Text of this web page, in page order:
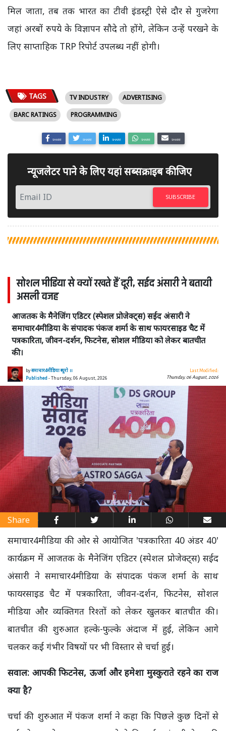
मिल जाता, तब तक भारत का टीवी इंडस्ट्री ऐसे दौर से गुजरेगा
जहां अरबों रुपये के विज्ञापन सौदे तो होंगे, लेकिन उन्हें परखने के
लिए साप्ताहिक TRP रिपोर्ट उपलब्ध नहीं होगी।
TAGS TV INDUSTRY
ADVERTISING
BARC RATINGS
PROGRAMMING
SHARE SHARE SHARE SHARE SHARE
न्यूजलेटर पाने के लिए यहां सब्सक्राइब कीजिए
SUBSCRIBE
सोशल मीडिया से क्यों रखते हैं दूरी, सईद अंसारी ने बतायी
असली वजह
आजतक के मैनेजिंग एडिटर (स्पेशल प्रोजेक्ट्स) सईद अंसारी ने
समाचार4मीडिया के संपादक पंकज शर्मा के साथ फायरसाइड चैट में
पत्रकारिता, जीवन-दर्शन, फिटनेस, सोशल मीडिया को लेकर बातचीत
की।
byसमाचार4मीडिया ब्यूरो ।।
Published- Thursday, 06 August, 2026
Last Modified:
Thursday, 06 August, 2026
Share
समाचार4मीडिया की ओर से आयोजित 'पत्रकारिता 40 अंडर 40'
कार्यक्रम में आजतक के मैनेजिंग एडिटर (स्पेशल प्रोजेक्ट्स) सईद
अंसारी ने समाचार4मीडिया के संपादक पंकज शर्मा के साथ
फायरसाइड चैट में पत्रकारिता, जीवन-दर्शन, फिटनेस, सोशल
मीडिया और व्यक्तिगत रिश्तों को लेकर खुलकर बातचीत की।
बातचीत की शुरुआत हल्के-फुल्के अंदाज में हुई, लेकिन आगे
चलकर कई गंभीर विषयों पर भी विस्तार से चर्चा हुई।
सवाल: आपकी फिटनेस, ऊर्जा और हमेशा मुस्कुराते रहने का राज
क्या है?
चर्चा की शुरुआत में पंकज शर्मा ने कहा कि पिछले कुछ दिनों से